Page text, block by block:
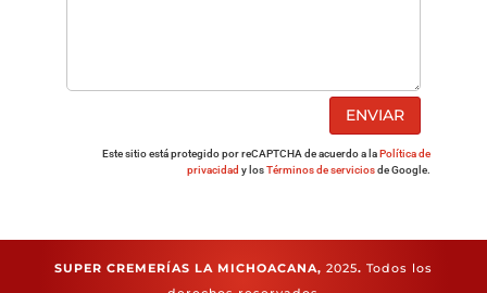
ENVIAR
Este sitio está protegido por reCAPTCHA de acuerdo a laPolítica de
privacidad y losTérminos de serviciosde Google.
SUPER CREMERÍAS LA MICHOACANA, 2025. Todos los